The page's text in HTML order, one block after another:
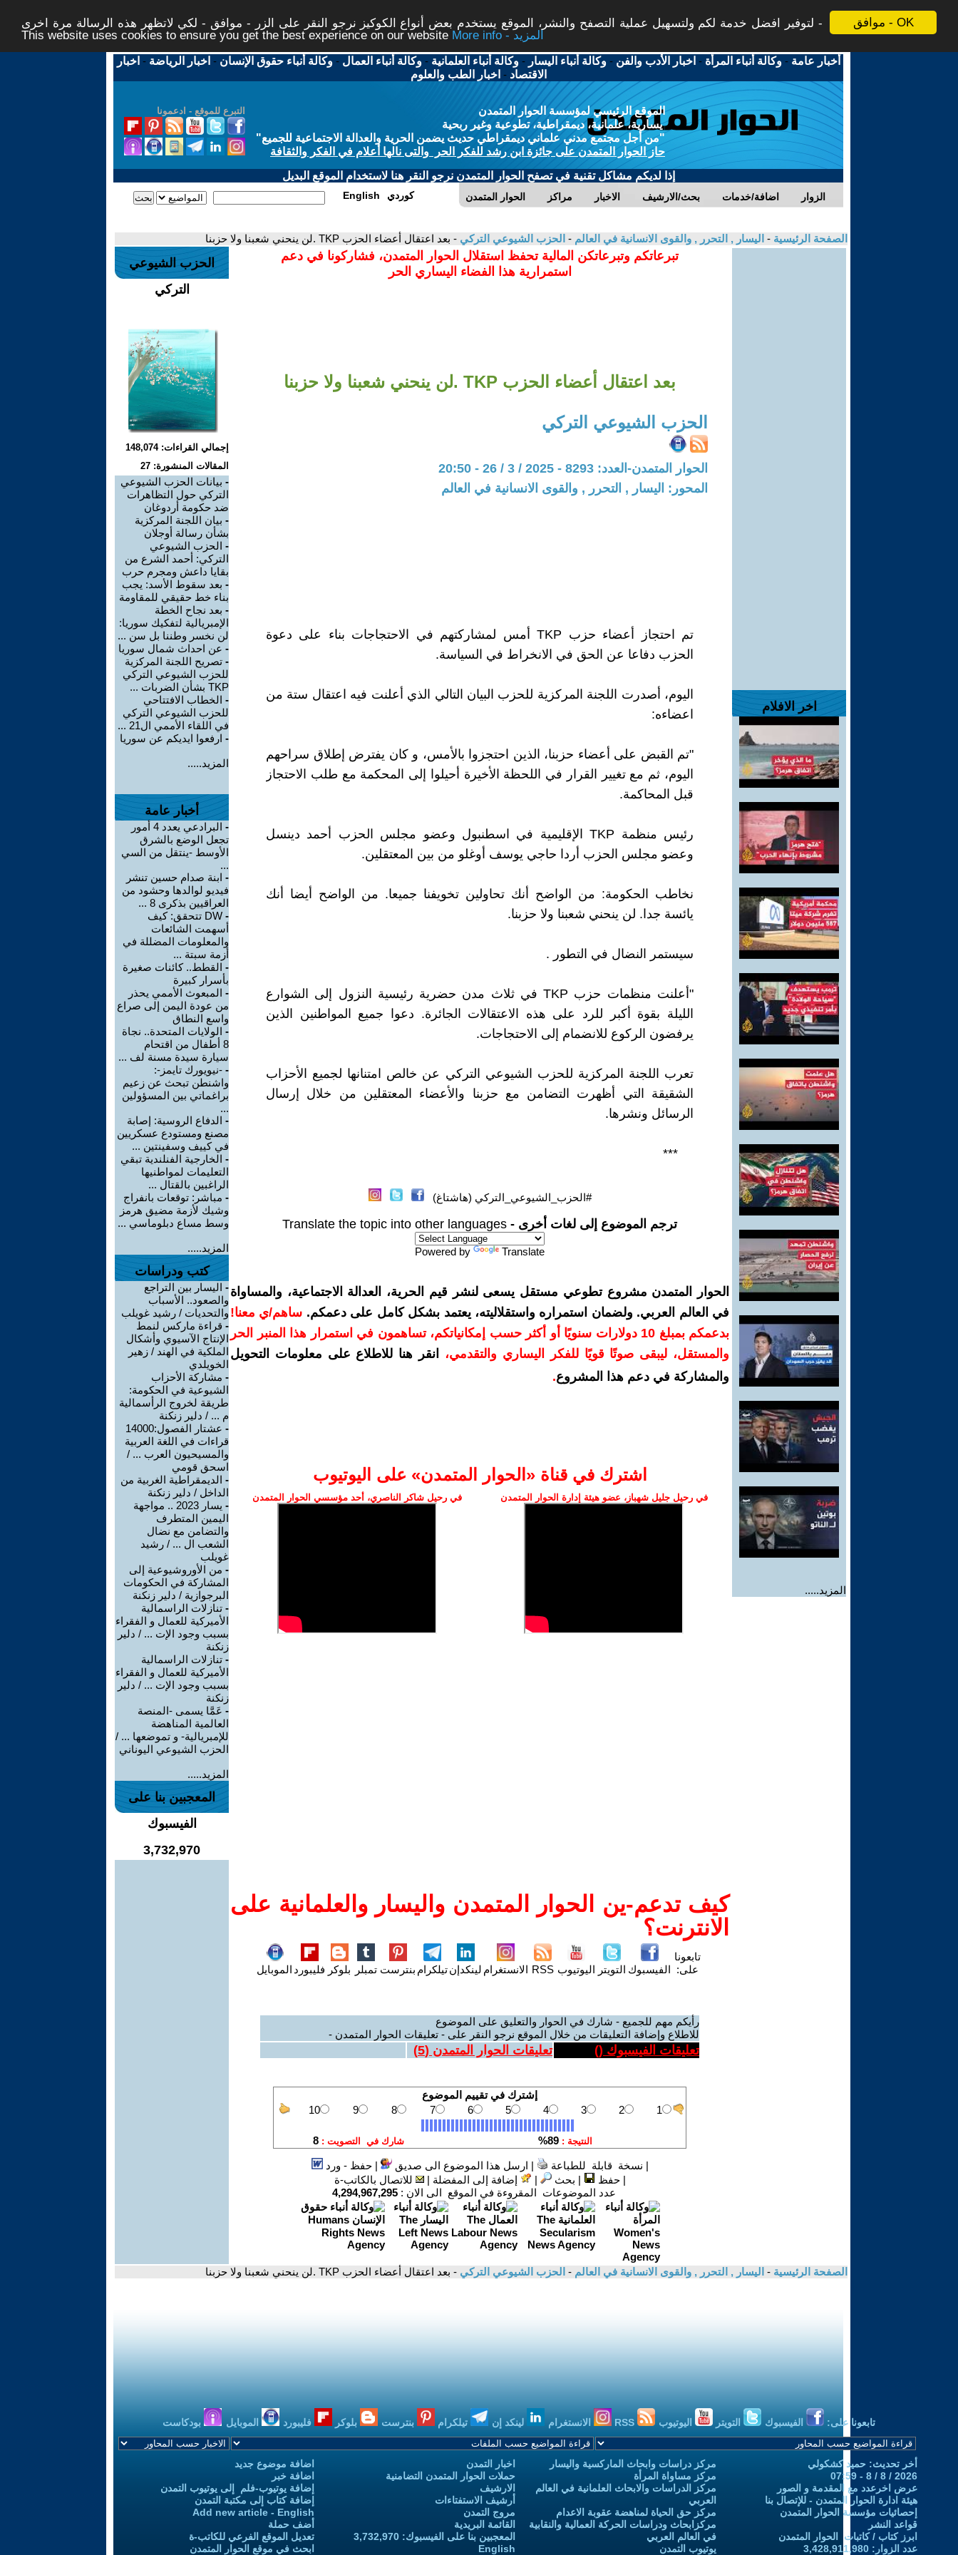
موافق - OK
لتوفير افضل خدمة لكم ولتسهيل عملية التصفح والنشر، الموقع يستخدم بعض أنواع الكوكيز نرجو النقر على الزر - موافق - لكي لاتظهر هذه الرسالة مرة اخرى -
This website uses cookies to ensure you get the best experience on our website
More info - المزيد
أخبار عامة -وكالة أنباء المرأة - اخبار الأدب والفن -وكالة أنباء اليسار -وكالة أنباء العلمانية -وكالة أنباء العمال -وكالة أنباء حقوق الإنسان - اخبار الرياضة - اخبار
الاقتصاد - اخبار الطب والعلوم
التبرع للموقع - ادعمونا
الموقع الرئيسي لمؤسسة الحوار المتمدن
يسارية، علمانية، ديمقراطية، تطوعية وغير ربحية
"من أجل مجتمع مدني علماني ديمقراطي حديث يضمن الحرية والعدالة الاجتماعية للجميع"
حاز الحوار المتمدن على جائزة ابن رشد للفكر الحر والتى نالها أعلام في الفكر والثقافة
إذا لديكم مشاكل تقنية في تصفح الحوار المتمدن نرجو النقر هنا لاستخدام الموقع البديل
الحوار المتمدن مراكز الاخبار بحث/الارشيف اضافة/خدمات الزوار English كوردي
الصفحة الرئيسية - اليسار , التحرر , والقوى الانسانية في العالم - الحزب الشيوعي التركي - بعد اعتقال أعضاء الحزب TKP .لن ينحني شعبنا ولا حزبنا
اخر الافلام
المزيد.....
تبرعاتكم وتبرعاتكن المالية تحفظ استقلال الحوار المتمدن، فشاركونا في دعم
استمرارية هذا الفضاء اليساري الحر
بعد اعتقال أعضاء الحزب TKP .لن ينحني شعبنا ولا حزبنا
الحزب الشيوعي التركي
الحوار المتمدن-العدد: 8293 - 2025 / 3 / 26 - 20:50
المحور: اليسار , التحرر , والقوى الانسانية في العالم
تم احتجاز أعضاء حزب TKP أمس لمشاركتهم في الاحتجاجات بناء على دعوة
الحزب دفاعا عن الحق في الانخراط في السياسة.
اليوم، أصدرت اللجنة المركزية للحزب البيان التالي الذي أعلنت فيه اعتقال ستة من
اعضاءه:
"تم القبض على أعضاء حزبنا، الذين احتجزوا بالأمس، و كان يفترض إطلاق سراحهم
اليوم، ثم مع تغيير القرار في اللحظة الأخيرة أحيلوا إلى المحكمة مع طلب الاحتجاز
قبل المحاكمة.
رئيس منظمة TKP الإقليمية في اسطنبول وعضو مجلس الحزب أحمد دينسل
وعضو مجلس الحزب أردا حاجي يوسف أوغلو من بين المعتقلين.
نخاطب الحكومة: من الواضح أنك تحاولين تخويفنا جميعا. من الواضح أيضا أنك
يائسة جدا. لن ينحني شعبنا ولا حزبنا.
سيستمر النضال في التطور .
" أعلنت منظمات حزب TKP في ثلاث مدن حضرية رئيسية النزول إلى الشوارع
الليلة بقوة أكبر للرد على هذه الاعتقالات الجائرة. دعوا جميع المواطنين الذين
يرفضون الركوع للانضمام إلى الاحتجاجات.
تعرب اللجنة المركزية للحزب الشيوعي التركي عن خالص امتنانها لجميع الأحزاب
الشقيقة التي أظهرت التضامن مع حزبنا والأعضاء المعتقلين من خلال إرسال
الرسائل ونشرها.
***
#الحزب_الشيوعي_التركي (هاشتاغ)
ترجم الموضوع إلى لغات أخرى - Translate the topic into other languages
Powered by Translate
الحوار المتمدن مشروع تطوعي مستقل يسعى لنشر قيم الحرية، العدالة الاجتماعية، والمساواة
في العالم العربي. ولضمان استمراره واستقلاليته، يعتمد بشكل كامل على دعمكم. ساهم/ي معنا!
بدعمكم بمبلغ 10 دولارات سنويًا أو أكثر حسب إمكانياتكم، تساهمون في استمرار هذا المنبر الحر
والمستقل، ليبقى صوتًا قويًا للفكر اليساري والتقدمي،
انقر هنا للاطلاع على معلومات التحويل
والمشاركة في دعم هذا المشروع.
اشترك في قناة ‫«الحوار المتمدن» على اليوتيوب
في رحيل جليل شهباز، عضو هيئة إدارة الحوار المتمدن في رحيل شاكر الناصري، أحد مؤسسي الحوار المتمدن
كيف تدعم-ين الحوار المتمدن واليسار والعلمانية على
الانترنت؟
تابعونا
على: الفيسبوك التويتر اليوتيوب RSS الانستغرام لينكدإنتيلكرام بنترست تمبلر بلوكر فليبورد الموبايل
رأيكم مهم للجميع - شارك في الحوار والتعليق على الموضوع
للاطلاع وإضافة التعليقات من خلال الموقع نرجو النقر على - تعليقات الحوار المتمدن -
تعليقات الفيسبوك () تعليقات الحوار المتمدن (5
)
| نسخة قابلة للطباعة | ارسل هذا الموضوع الى صديق |حفظ - ورد
|حفظ | بحث | إضافة إلى المفضلة |
للاتصال بالكاتب-ة
عدد الموضوعات المقروءة في الموقع الى الان : 4,294,967,295
الحزب الشيوعي
التركي
إجمالي القراءات: 148,074
المقالات المنشورة: 27
- بيانات الحزب الشيوعي
التركي حول التظاهرات
ضد حكومة أردوغان
- بيان اللجنة المركزية
بشأن رسالة أوجلان
- الحزب الشيوعي
التركي: أحمد الشرع من
بقايا داعش ومجرم حرب
- بعد سقوط الأسد: يجب
بناء خط حقيقي للمقاومة
- بعد نجاح الخطة
الإمبريالية لتفكيك سوريا:
لن نخسر وطننا بل سن ...
- عن احداث شمال سوريا
- تصريح اللجنة المركزية
للحزب الشيوعي التركي
TKP بشأن الضربات ...
- الخطاب الافتتاحي
للحزب الشيوعي التركي
في اللقاء الأممي ال21 ...
- ارفعوا ايديكم عن سوريا
المزيد.....
أخبار عامة
-
البرادعي يعدد 4 أمور
تجعل الوضع بالشرق
الأوسط -ينتقل من السي
...
- ابنة صدام حسين تنشر
فيديو لوالدها وحشود من
العراقيين بذكرى 8 ...
-
DW تتحقق: كيف
أسهمت الشائعات
والمعلومات المضللة في
أزمة سبتة ...
- القطط.. كائنات صغيرة
بأسرار كبيرة
- المبعوث الأممي يحذر
من عودة اليمن إلى صراع
واسع النطاق
- الولايات المتحدة.. نجاة
8 أطفال من اقتحام
سيارة سيدة مسنة لف ...
- -نيويورك تايمز-:
واشنطن تبحث عن زعيم
براغماتي بين المسؤولين
...
- الدفاع الروسية: إصابة
مصنع ومستودع عسكريين
في كييف وسفينتين ...
- الخارجية الفنلندية تبقي
التعليمات لمواطنيها
الراغبين بالقتال ...
- مباشر: توقعات بانفراج
وشيك لأزمة مضيق هرمز
وسط مساع دبلوماسي ...
المزيد.....
كتب ودراسات
- اليسار بين التراجع
والصعود.. الأسباب
والتحديات / رشيد غويلب
- قراءة ماركس لنمط
الإنتاج الآسيوي وأشكال
الملكية في الهند / زهير
الخويلدي
- مشاركة الأحزاب
الشيوعية في الحكومة:
طريقة لخروج الرأسمالية
م ... / دلير زنكنة
-
عشتار الفصول:14000
قراءات في اللغة العربية
والمسيحيون العرب ... /
اسحق قومي
- الديمقراطية الغربية من
الداخل / دلير زنكنة
-
يسار 2023 .. مواجهة
اليمين المتطرف
والتضامن مع نضال
الشعب ال ... / رشيد
غويلب
- من الأوروشيوعية إلى
المشاركة في الحكومات
البرجوازية / دلير زنكنة
- تنازلات الراسمالية
الأميركية للعمال و الفقراء
بسبب وجود الإت ... / دلير
زنكنة
- تنازلات الراسمالية
الأميركية للعمال و الفقراء
بسبب وجود الإت ... / دلير
زنكنة
- عَمَّا يسمى -المنصة
العالمية المناهضة
للإمبريالية- و تموضعها ... /
الحزب الشيوعي اليوناني
المزيد.....
المعجبين بنا على
الفيسبوك
3,732,970
الصفحة الرئيسية - اليسار , التحرر , والقوى الانسانية في العالم - الحزب الشيوعي التركي - بعد اعتقال أعضاء الحزب TKP .لن ينحني شعبنا ولا حزبنا
تابعونا على: الفيسبوك التويتر اليوتيوب الانستغرام لينكد إن تيلكرام بنترست بلوكر فليبورد الموبايل بودكاست
أخر تحديث: حميد كشكولي
2026 / 8 / 8 - 07:59
عرض اخرعدد مع المقدمة و الصور
هيئة ادارة الحوار المتمدن - للإتصال بنا
إحصائيات مؤسسة الحوار المتمدن
قواعد النشر
ابرز كتاب / كاتبات الحوار المتمدن
عدد الزوار: 3,428,911,980
مركز دراسات وابحاث الماركسية واليسار
مركز مساواة المرأة
مركز الدراسات والابحاث العلمانية في العالم
العربي
مركز حق الحياة لمناهضة عقوبة الاعدام
مركزابحاث ودراسات الحركة العمالية والنقابية
في العالم العربي
يوتيوب التمدن
اخبار التمدن
حملات الحوار المتمدن التضامنية
الارشيف
أرشيف الاستفتاءات
مروج التمدن
القائمة البريدية
المعجبين بنا على الفيسبوك: 3,732,970
English
اضافة موضوع جديد
اضافة خبر
إضافة يوتيوب-فلم إلى يوتيوب التمدن
إضافة كتاب إلى مكتبة التمدن
Add new article - English
أضف حملة
تعديل الموقع الفرعي للكاتب-ة
ابحث في موقع الحوار المتمدن